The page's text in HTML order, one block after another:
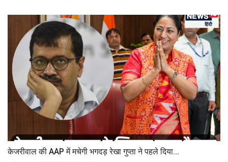
केजरीवाल की AAP में मचेगी भगदड़ रेखा गुप्ता ने पहले दिया...